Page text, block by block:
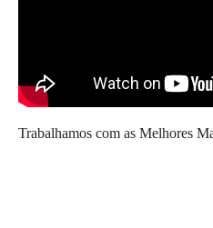
Trabalhamos com as Melhores